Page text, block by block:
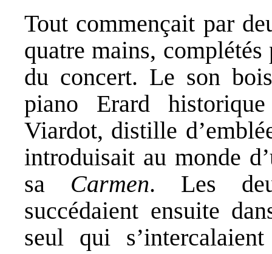
Tout commençait par
quatre mains,
du concert. Le son
piano Erard
Viardot, distille
introduisait au monde
sa Carmen. Les
succédaient ensuite
seul qui